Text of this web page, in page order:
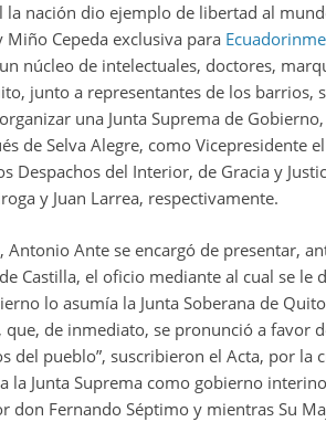
la nación dio ejemplo de libertad al
Miño Cepeda exclusiva para
núcleo de intelectuales, doctores,
junto a representantes de los barrios,
una Junta Suprema de
de Selva Alegre, como Vicepresidente
Despachos del Interior, de Gracia y
y Juan Larrea, respectivamente.
Ante se encargó de presentar,
Castilla, el oficio mediante al cual se le
lo asumía la Junta Soberana de
que, de inmediato, se pronunció a favor
del pueblo”, suscribieron el Acta, por la
la Junta Suprema como gobierno
don Fernando Séptimo y mientras Su